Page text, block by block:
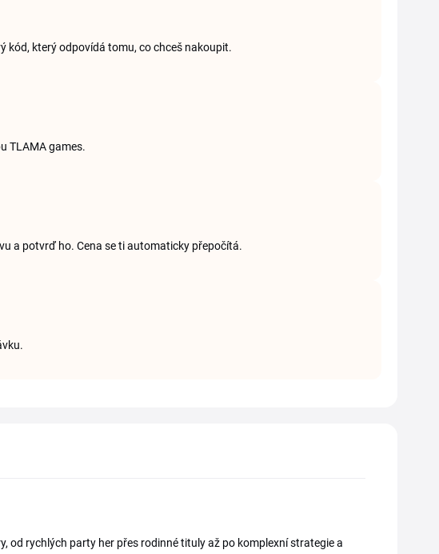
kód, který odpovídá tomu, co chceš nakoupit.
TLAMA games.
a potvrď ho. Cena se ti automaticky přepočítá.
od rychlých party her přes rodinné tituly až po komplexní strategie a